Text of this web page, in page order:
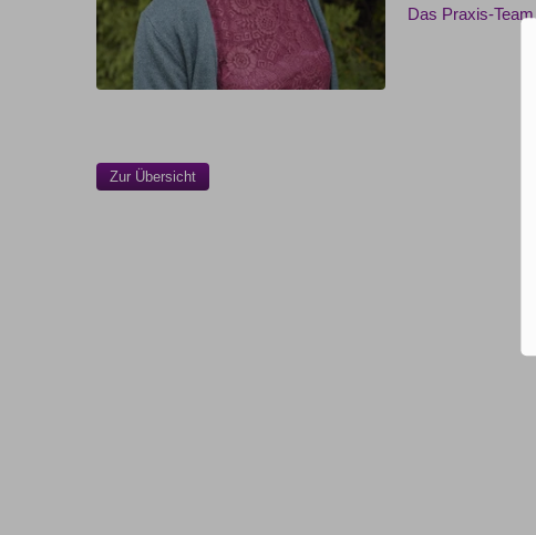
Das Praxis-
Zur Übersicht